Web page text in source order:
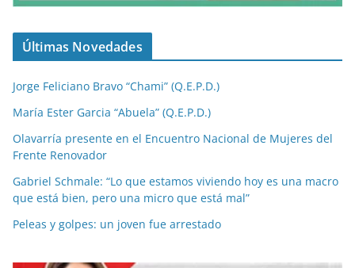
Últimas Novedades
Jorge Feliciano Bravo “Chami” (Q.E.P.D.)
María Ester Garcia “Abuela” (Q.E.P.D.)
Olavarría presente en el Encuentro Nacional de Mujeres del
Frente Renovador
Gabriel Schmale: “Lo que estamos viviendo hoy es una macro
que está bien, pero una micro que está mal”
Peleas y golpes: un joven fue arrestado